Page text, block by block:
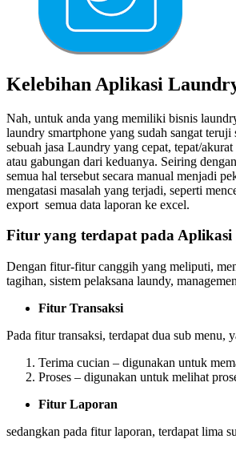
Kelebihan Aplikasi
Nah, untuk anda yang memiliki bisnis
laundry smartphone yang sudah sangat
sebuah jasa Laundry yang cepat, tepat/
atau gabungan dari keduanya. Seiring
semua hal tersebut secara manual menjadi
mengatasi masalah yang terjadi, seperti
export semua data laporan ke excel.
Fitur yang terdapat pada
Dengan fitur-fitur canggih yang meliputi,
tagihan, sistem pelaksana laundy,
Fitur Transaksi
Pada fitur transaksi, terdapat dua sub menu,
Terima cucian – digunakan untuk
Proses – digunakan untuk melihat
Fitur Laporan
sedangkan pada fitur laporan, terdapat lima